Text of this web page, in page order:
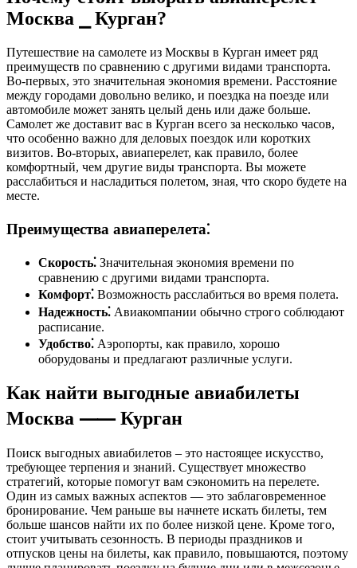
Москва ⎯ Курган?
Путешествие на самолете из Москвы в Курган имеет ряд
преимуществ по сравнению с другими видами транспорта.
Во-первых, это значительная экономия времени. Расстояние
между городами довольно велико, и поездка на поезде или
автомобиле может занять целый день или даже больше.
Самолет же доставит вас в Курган всего за несколько часов,
что особенно важно для деловых поездок или коротких
визитов. Во-вторых, авиаперелет, как правило, более
комфортный, чем другие виды транспорта. Вы можете
расслабиться и насладиться полетом, зная, что скоро будете на
месте.
Преимущества авиаперелета⁚
Скорость⁚ Значительная экономия времени по
сравнению с другими видами транспорта.
Комфорт⁚ Возможность расслабиться во время полета.
Надежность⁚ Авиакомпании обычно строго соблюдают
расписание.
Удобство⁚ Аэропорты, как правило, хорошо
оборудованы и предлагают различные услуги.
Как найти выгодные авиабилеты
Москва ⸺ Курган
Поиск выгодных авиабилетов – это настоящее искусство,
требующее терпения и знаний. Существует множество
стратегий, которые помогут вам сэкономить на перелете.
Один из самых важных аспектов — это заблаговременное
бронирование. Чем раньше вы начнете искать билеты, тем
больше шансов найти их по более низкой цене. Кроме того,
стоит учитывать сезонность. В периоды праздников и
отпусков цены на билеты, как правило, повышаются, поэтому